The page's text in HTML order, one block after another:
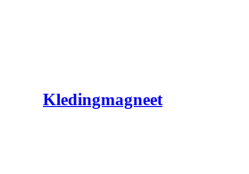
Kledingmagneet